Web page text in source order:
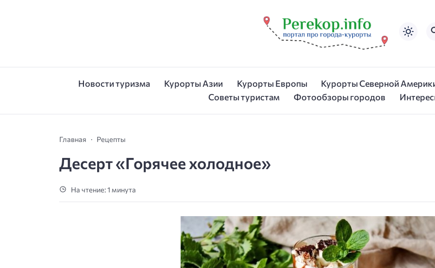
Новости туризма Курорты Азии Курорты Европы
Курорты Северной
Советы туристам
Фотообзоры городов
Главная Рецепты
Десерт «Горячее холодное»
На чтение: 1 минута